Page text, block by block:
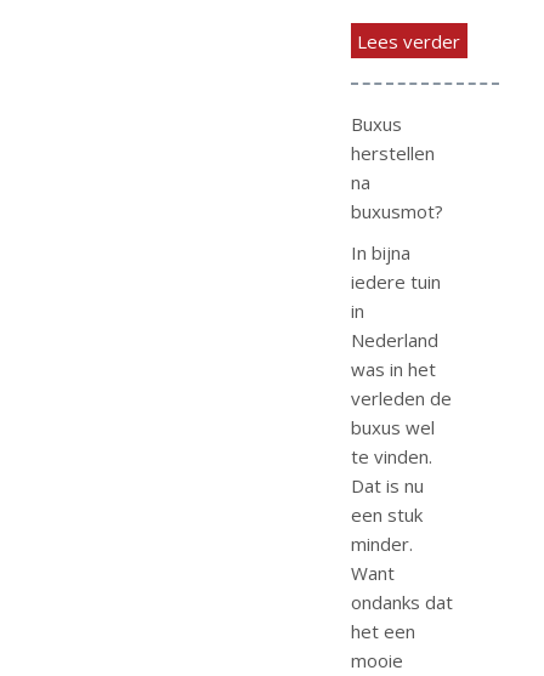
Lees verder
Buxus
herstellen
na
buxusmot?
In bijna
iedere tuin
in
Nederland
was in het
verleden de
buxus wel
te vinden.
Dat is nu
een stuk
minder.
Want
ondanks dat
het een
mooie